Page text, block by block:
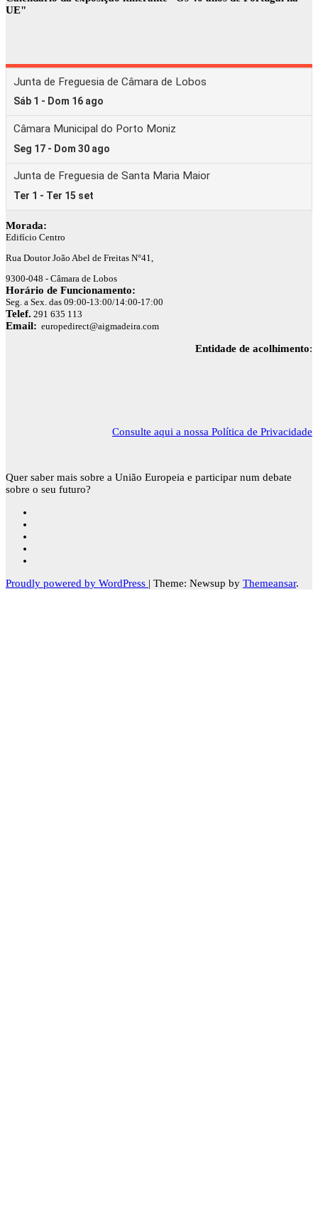
UE"
Morada:
Edifício Centro
Rua Doutor João Abel de Freitas N°41,
9300-048 - Câmara de Lobos
Horário de Funcionamento:
Seg. a Sex. das 09:00-13:00/14:00-17:00
Telef. 291 635 113
Email: europedirect@aigmadeira.com
Entidade de acolhimento:
Consulte aqui a nossa Política de Privacidade
Quer saber mais sobre a União Europeia e participar num debate
sobre o seu futuro?
Proudly powered by WordPress | Theme: Newsup by Themeansar.